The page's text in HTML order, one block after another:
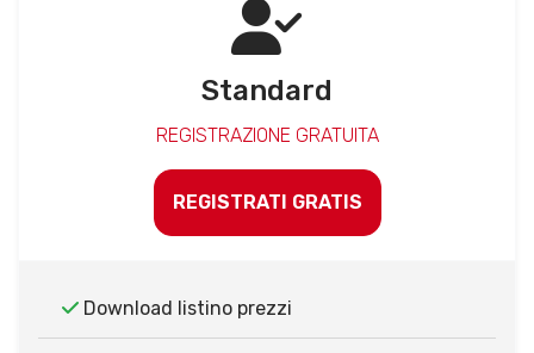
Standard
REGISTRAZIONE GRATUITA
REGISTRATI GRATIS
Download listino prezzi